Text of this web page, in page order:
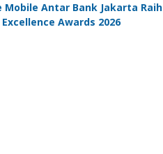
Mobile Antar Bank Jakarta Raih
Awards 2026